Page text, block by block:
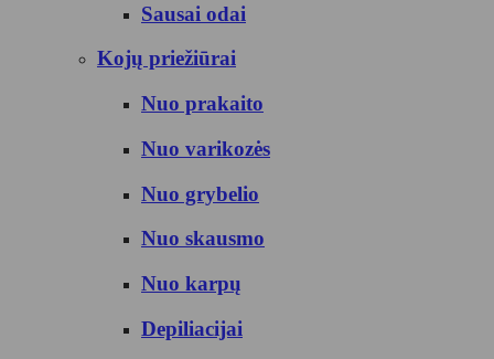
Sausai odai
Kojų priežiūrai
Nuo prakaito
Nuo varikozės
Nuo grybelio
Nuo skausmo
Nuo karpų
Depiliacijai